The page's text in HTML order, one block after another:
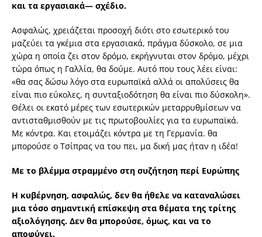
και τα εργασιακά— σχέδιο.
Ασφαλώς, χρειάζεται προσοχή διότι στο εσωτερικό του
μαζεύει τα γκέμια στα εργασιακά, πράγμα δύσκολο, σε μια
χώρα η οποία ζει στον δρόμο, εκρήγνυται στον δρόμο, μέχρι
τώρα όπως η Γαλλία, θα δούμε. Αυτό που τους λέει είναι:
«θα σας δώσω λόγο στα ευρωπαϊκά αλλά οι απολύσεις θα
είναι πιο εύκολες, η συνταξιοδότηση θα είναι πιο δύσκολη».
Θέλει οι εκατό μέρες των εσωτερικών μεταρρυθμίσεων να
αντισταθμισθούν με τις πρωτοβουλίες για τα ευρωπαϊκά.
Με κόντρα. Και ετοιμάζει κόντρα με τη Γερμανία. θα
μπορούσε ο Τσίπρας να του πει, μα δική μας ήταν η ιδέα!
Με το βλέμμα στραμμένο στη συζήτηση περί Ευρώπης
Η κυβέρνηση, ασφαλώς, δεν θα ήθελε να καταναλώσει
μια τόσο σημαντική επίσκεψη στα θέματα της τρίτης
αξιολόγησης. Δεν θα μπορούσε, όμως, και να το
αποφύγει.